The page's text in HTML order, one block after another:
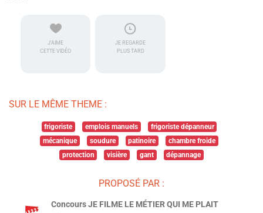
J'AIME
CETTE VIDÉO
JE REGARDE
PLUS TARD
SUR LE MÊME THEME :
frigoriste emplois manuels
frigoriste dépanneur
mécanique
soudure patinoire
chambre froide
protection
visière gant dépannage
PROPOSÉ PAR :
Concours JE FILME LE MÉTIER QUI ME PLAIT